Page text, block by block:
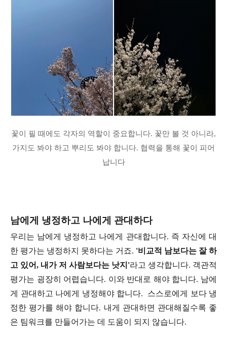
꽃이 필 때에도 각자의 역할이 중요합니다. 꽃만 볼 것 아니라,
가지도 봐야 하고 뿌리도 봐야 합니다. 협력을 통해 꽃이 피어
납니다
남에게 냉정하고 나에게 관대하다
우리는 남에게 냉정하고 나에게 관대합니다. 즉 자신에 대
한 평가는 냉정하지 못하다는 거죠. '비교적 남보다는 잘 하
고 있어, 내가 저 사람보다는 낫지'라고 생각합니다. 객관적
평가는 굉장히 어렵습니다. 이와 반대로 해야 합니다. 남에
게 관대하고 나에게 냉정해야 합니다.
스스로에게 보다 냉
정한 평가를 해야 합니다. 내게 관대하면 관대해질수록 좋
은 팀워크를 만들어가는 데 도움이 되지 않습니다.